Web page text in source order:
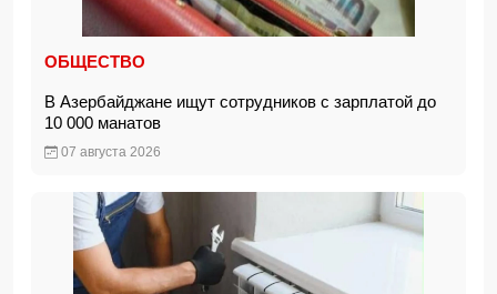
ОБЩЕСТВО
В Азербайджане ищут сотрудников с зарплатой до
10 000 манатов
07 августа 2026